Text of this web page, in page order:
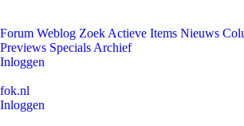
Forum Weblog Zoek Actieve Items Nieuws
Previews Specials Archief
Inloggen
fok.nl
Inloggen